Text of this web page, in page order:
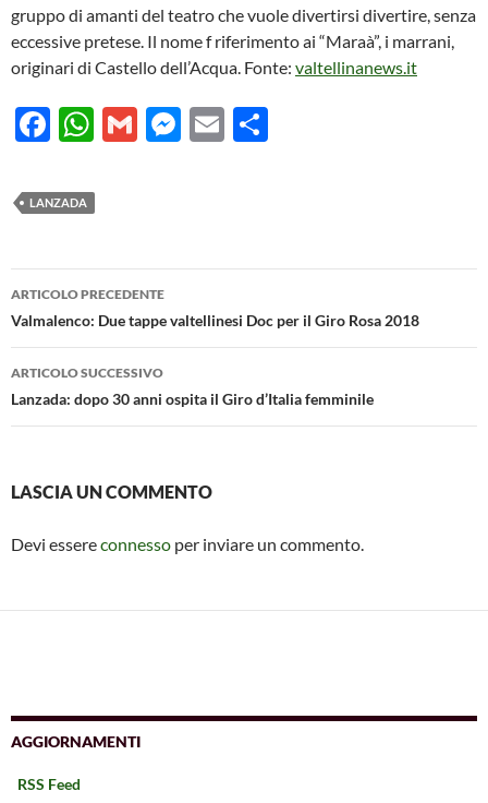
gruppo di amanti del teatro che vuole divertirsi divertire, senza
eccessive pretese. Il nome f riferimento ai “Maraà”, i marrani,
originari di Castello dell’Acqua. Fonte: valtellinanews.it
F
e
b
o
o
k
W
at
s
A
p
p
G
M
g
E
vi
LANZADA
Navigazione
articolo
ARTICOLO PRECEDENTE
Valmalenco: Due tappe valtellinesi Doc per il Giro Rosa 2018
ARTICOLO SUCCESSIVO
Lanzada: dopo 30 anni ospita il Giro d’Italia femminile
LASCIA UN COMMENTO
Devi essereconnesso per inviare un commento.
AGGIORNAMENTI
RSS Feed